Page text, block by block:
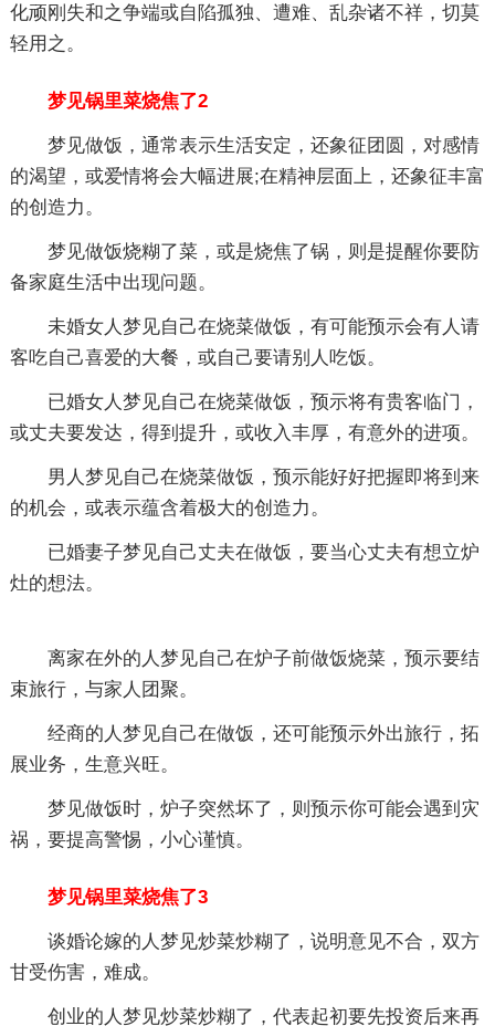
化顽刚失和之争端或自陷孤独、遭难、乱杂诸不祥，切莫
轻用之。
梦见锅里菜烧焦了2
梦见做饭，通常表示生活安定，还象征团圆，对感情
的渴望，或爱情将会大幅进展;在精神层面上，还象征丰富
的创造力。
梦见做饭烧糊了菜，或是烧焦了锅，则是提醒你要防
备家庭生活中出现问题。
未婚女人梦见自己在烧菜做饭，有可能预示会有人请
客吃自己喜爱的大餐，或自己要请别人吃饭。
已婚女人梦见自己在烧菜做饭，预示将有贵客临门，
或丈夫要发达，得到提升，或收入丰厚，有意外的进项。
男人梦见自己在烧菜做饭，预示能好好把握即将到来
的机会，或表示蕴含着极大的创造力。
已婚妻子梦见自己丈夫在做饭，要当心丈夫有想立炉
灶的想法。
离家在外的人梦见自己在炉子前做饭烧菜，预示要结
束旅行，与家人团聚。
经商的人梦见自己在做饭，还可能预示外出旅行，拓
展业务，生意兴旺。
梦见做饭时，炉子突然坏了，则预示你可能会遇到灾
祸，要提高警惕，小心谨慎。
梦见锅里菜烧焦了3
谈婚论嫁的人梦见炒菜炒糊了，说明意见不合，双方
甘受伤害，难成。
创业的人梦见炒菜炒糊了，代表起初要先投资后来再